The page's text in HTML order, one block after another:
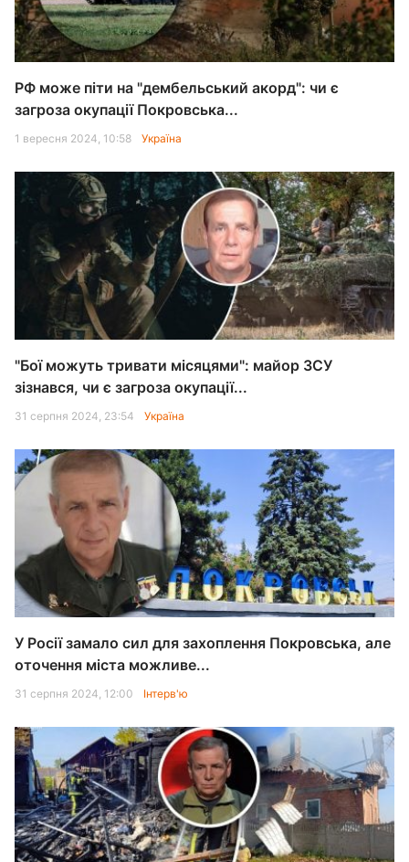
РФ може піти на "дембельський акорд": чи є
загроза окупації Покровська...
1 вересня 2024, 10:58 Україна
"Бої можуть тривати місяцями": майор ЗСУ
зізнався, чи є загроза окупації...
31 серпня 2024, 23:54 Україна
У Росії замало сил для захоплення Покровська, але
оточення міста можливе...
31 серпня 2024, 12:00 Інтерв'ю